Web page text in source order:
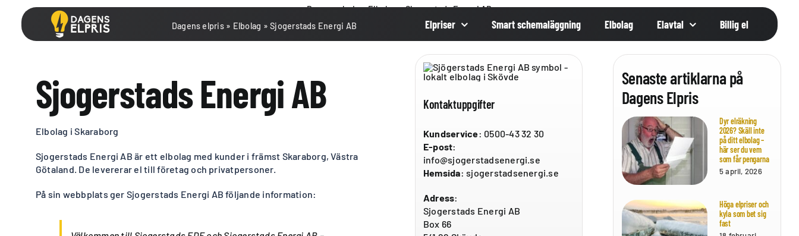
Fortsätt
innehållet
Dagens elpris» Elbolag »Sjogerstads Energi AB Elpriser Smart schemaläggning Elbolag Elavtal Billig el
Dagens elpris»Elbolag»Sjogerstads Energi AB
Sjogerstads Energi AB
Elbolag i Skaraborg
Sjogerstads Energi AB är ett elbolag med kunder i främst Skaraborg, Västra
Götaland. De levererar el till företag och privatpersoner.
På sin webbplats ger Sjogerstads Energi AB följande information:
Kontaktuppgifter
Kundservice: 0500-43 32 30
E-post:
info@sjogerstadsenergi.se
Hemsida: sjogerstadsenergi.se
Adress:
Sjogerstads Energi AB
Box 66
Senaste artiklarna på
Dagens Elpris
Dyr elräkning
2026? Skäll inte
på ditt elbolag –
här ser du vem
som får pengarna
5 april, 2026
Höga elpriser och
kyla som bet sig
fast